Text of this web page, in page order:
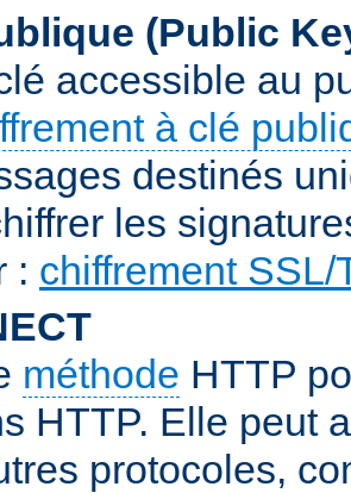
(Public
accessible au
à clé
destinés
les
: chiffrement SSL/
méthode HTTP
HTTP. Elle peut
protocoles,